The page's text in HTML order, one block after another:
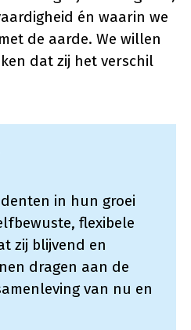
én waarin we
de aarde. We willen
dat zij het verschil
in hun groei
flexibele
zij blijvend en
dragen aan de
van nu en